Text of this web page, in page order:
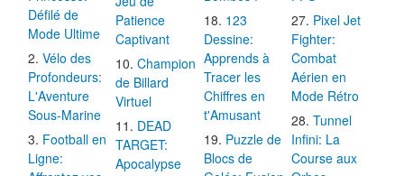
Défilé de
Mode Ultime
Vélo des
Profondeurs:
L'Aventure
Sous-Marine
Football en
Ligne:
Patience
Captivant
Champion
de Billard
Virtuel
DEAD
TARGET:
Apocalypse
123
Dessine:
Apprends à
Tracer les
Chiffres en
t'Amusant
Puzzle de
Blocs de
Pixel Jet
Fighter:
Combat
Aérien en
Mode Rétro
Tunnel
Infini: La
Course aux